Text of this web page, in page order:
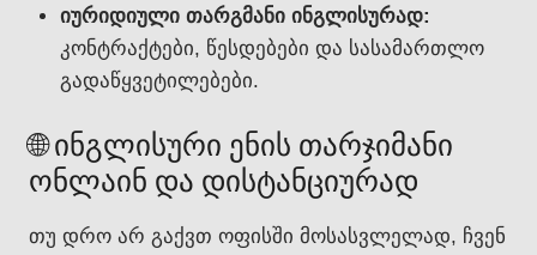
იურიდიული თარგმანი ინგლისურად:
კონტრაქტები, წესდებები და სასამართლო
გადაწყვეტილებები.
🌐 ინგლისური ენის თარჯიმანი
ონლაინ და დისტანციურად
თუ დრო არ გაქვთ ოფისში მოსასვლელად, ჩვენ